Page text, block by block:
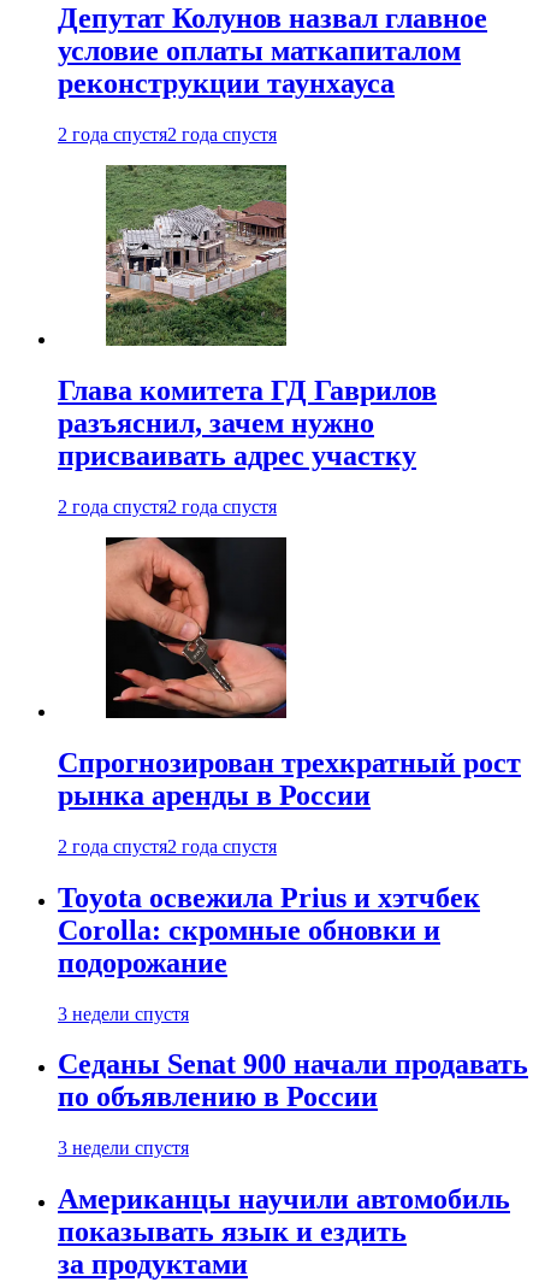
Депутат Колунов назвал главное
условие оплаты маткапиталом
реконструкции таунхауса
2 года спустя2 года спустя
Глава комитета ГД Гаврилов
разъяснил, зачем нужно
присваивать адрес участку
2 года спустя2 года спустя
Спрогнозирован трехкратный рост
рынка аренды в России
2 года спустя2 года спустя
Toyota освежила Prius и хэтчбек
Corolla: скромные обновки и
подорожание
3 недели спустя
Седаны Senat 900 начали продавать
по объявлению в России
3 недели спустя
Американцы научили автомобиль
показывать язык и ездить
за продуктами